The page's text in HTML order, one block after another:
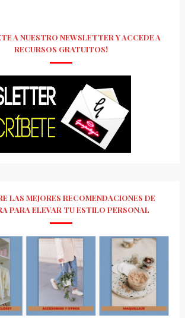
A NUESTRO NEWSLETTER Y ACCEDE A
RECURSOS GRATUITOS!
LAS MEJORES RECOMENDACIONES DE
PARA ELEVAR TU ESTILO PERSONAL